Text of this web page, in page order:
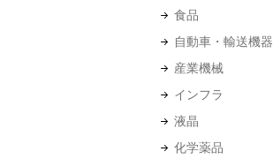
⾷品
自動車・輸送機器
産業機械
インフラ
液晶
化学薬品